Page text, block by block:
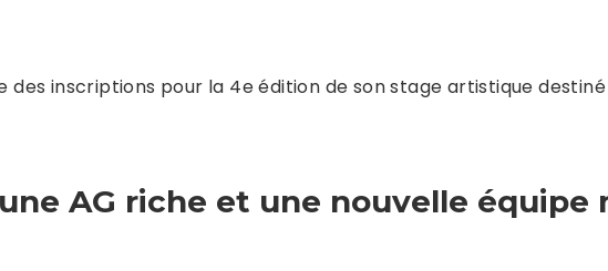
des inscriptions pour la 4e édition de son stage artistique
AG riche et une nouvelle équipe